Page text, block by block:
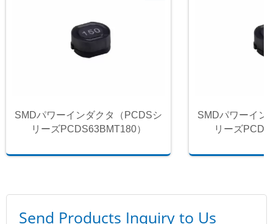
SMDパワーインダクタ（PCDSシ
リーズPCDS63BMT180）
SMDパワーイン
リーズ